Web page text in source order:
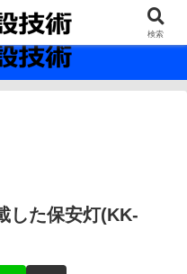
インフラ。
した保安灯(KK-
検索